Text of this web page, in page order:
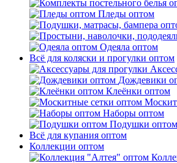
Пледы оптом
Одеяла оптом
Всё для коляски и прогулки оптом
Дождевики
Клеёнки оптом
Наборы оптом
Подушки оптом
Всё для купания оптом
Коллекции оптом